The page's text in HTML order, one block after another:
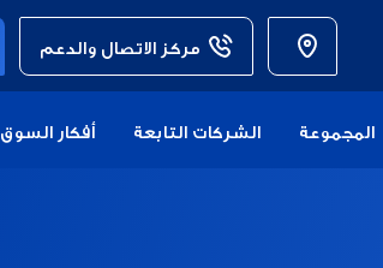
مركز الاتصال والدعم
المجموعة الشركات التابعة أفكار السوق